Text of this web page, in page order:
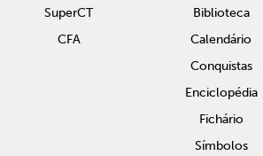
SuperCT
CFA
Biblioteca
Calendário
Conquistas
Enciclopédia
Fichário
Símbolos